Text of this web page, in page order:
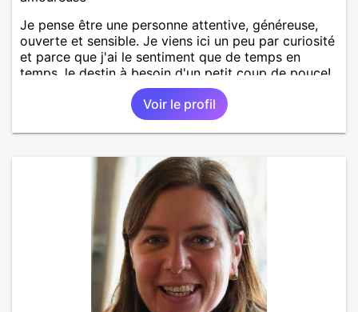
Je pense être une personne attentive, généreuse,
ouverte et sensible. Je viens ici un peu par curiosité
et parce que j'ai le sentiment que de temps en
temps, le destin à besoin d'un petit coup de pouce!
Voir le profil